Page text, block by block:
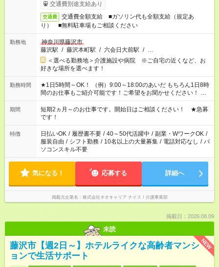
交通費別途支給あり
交通費
交通費全額支給 ■ガソリン代も全額支給（規定あ
り） ■無料駐車場もご相談ください
勤務地
神奈川県藤沢市
藤沢駅 / 藤沢本町駅 / 六会日大前駅 / …
＜選べる勤務地＞介護施設や病院 ※ご自宅の近くなど、お
好きな場所を選べます！
勤務時間
★1日5時間～OK！ （例）9:00～18:00のあいだ もちろん1日8時
間のお仕事もご紹介可能です！ご希望をお聞かせください！ ★
家庭の都合でお休みが必要な場合も遠慮なくご相談ください。
※週最低15時間以上の勤務が必要です
期間
短期2ヵ月～のお仕事です。開始日はご相談ください！ ★急募
です！
特徴 日払いOK / 履歴書不要 / 40～50代活躍中 / 副業・WワークOK /
服装自由 / シフト勤務 / 10名以上の大量募集 / 電話対応なし / パ
ソコンスキル不要
気になる！ 応募する 詳細へ
掲載元企業名 株式会社ネオキャリア ナイス！介護事業部
掲載日：2026.08.09
未読
NEW
藤沢市【週2日～】ホテルライクな高齢者マンシ
ョンで生活サポート